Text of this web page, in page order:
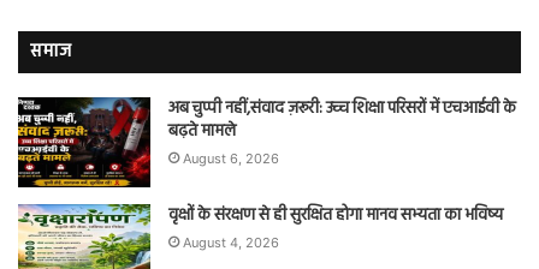
समाज
अब चुप्पी नहीं,संवाद ज़रूरी: उच्च शिक्षा परिसरों में एचआईवी के
बढ़ते मामले
August 6, 2026
वृक्षों के संरक्षण से ही सुरक्षित होगा मानव सभ्यता का भविष्य
August 4, 2026